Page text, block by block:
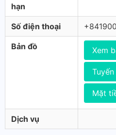
hạn
Số điện thoại
Bản đồ Xem
Mặt
Dịch vụ